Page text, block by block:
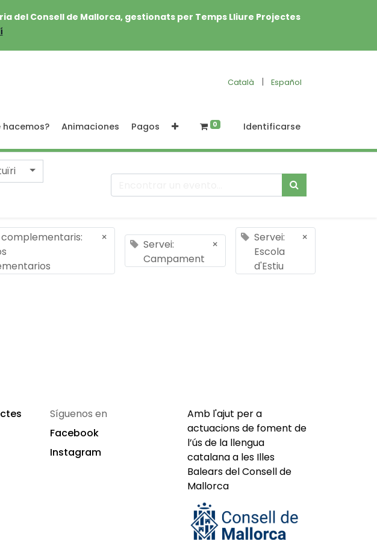
del Consell de Mallorca, gestionats per Temps Lliure Projectes
Català | Español
hacemos? Animaciones Pagos 0 Identificarse
complementaris:
×
Servei:
Campament
×
Servei:
Escola
d'Estiu
×
Síguenos en
Facebook
Instagram
Amb l'ajut per a
actuacions de foment de
l’ús de la llengua
catalana a les Illes
Balears del Consell de
Mallorca